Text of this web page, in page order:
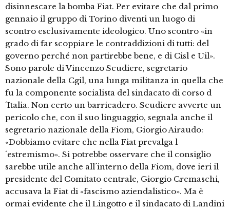
disinnescare la bomba Fiat. Per evitare che dal primo
gennaio il gruppo di Torino diventi un luogo di
scontro esclusivamente ideologico. Uno scontro «in
grado di far scoppiare le contraddizioni di tutti: del
governo perché non partirebbe bene, e di Cisl e Uil».
Sono parole di Vincenzo Scudiere, segretario
nazionale della Cgil, una lunga militanza in quella che
fu la componente socialista del sindacato di corso d
´Italia. Non certo un barricadero. Scudiere avverte un
pericolo che, con il suo linguaggio, segnala anche il
segretario nazionale della Fiom, Giorgio Airaudo:
«Dobbiamo evitare che nella Fiat prevalga l
´estremismo». Si potrebbe osservare che il consiglio
sarebbe utile anche all´interno della Fiom, dove ieri il
presidente del Comitato centrale, Giorgio Cremaschi,
accusava la Fiat di «fascismo aziendalistico». Ma è
ormai evidente che il Lingotto e il sindacato di Landini